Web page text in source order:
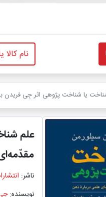
یا شناخت پژوهی اثر جِی فریدن
علم
ناشر:
نویسنده: